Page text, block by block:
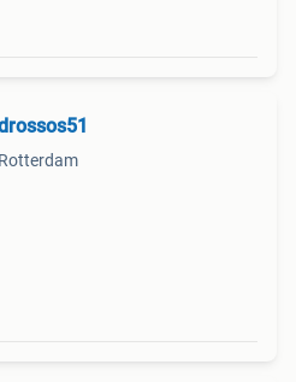
Rotterdam